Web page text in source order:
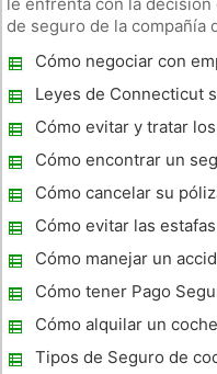
de seguro de la compañía
tendría que pagar más por
Cómo negociar con
coches por Daños
Leyes de Connecticut
Auto Rental
Cómo evitar y tratar
Road
Cómo encontrar un
baratos en España
Cómo cancelar su
modelo de carta
Cómo evitar las
Coches
Cómo manejar un
Alquiler
Cómo tener Pago
coches
Cómo alquilar un
Tipos de Seguro de